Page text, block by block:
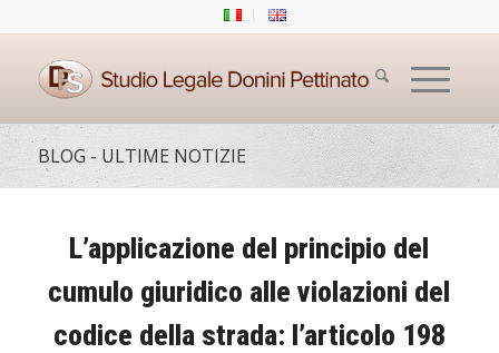
BLOG - ULTIME NOTIZIE
L’applicazione del principio del
cumulo giuridico alle violazioni del
codice della strada: l’articolo 198